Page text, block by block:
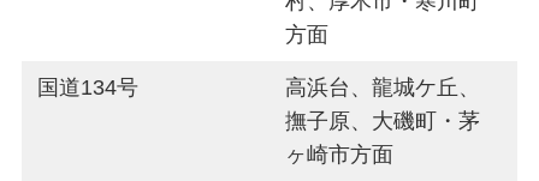
方面
国道134号
高浜台、龍城ケ丘、
撫子原、大磯町・茅
ヶ崎市方面